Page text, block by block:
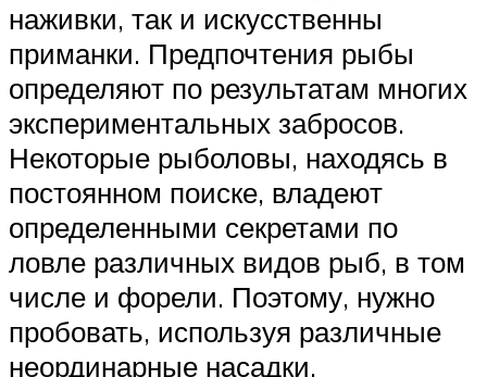
наживки, так и искусственны
приманки. Предпочтения рыбы
определяют по результатам многих
экспериментальных забросов.
Некоторые рыболовы, находясь в
постоянном поиске, владеют
определенными секретами по
ловле различных видов рыб, в том
числе и форели. Поэтому, нужно
пробовать, используя различные
неординарные насадки.